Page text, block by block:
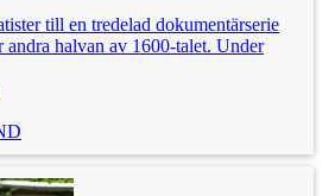
till en tredelad dokumentärserie
andra halvan av 1600-talet. Under